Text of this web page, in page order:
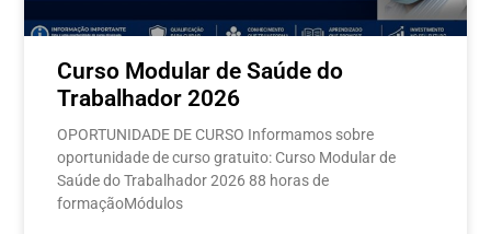
Curso Modular de Saúde do
Trabalhador 2026
OPORTUNIDADE DE CURSO Informamos sobre
oportunidade de curso gratuito: Curso Modular de
Saúde do Trabalhador 2026 88 horas de
formaçãoMódulos